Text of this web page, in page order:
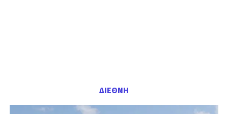
ΔΙΕΘΝΗ